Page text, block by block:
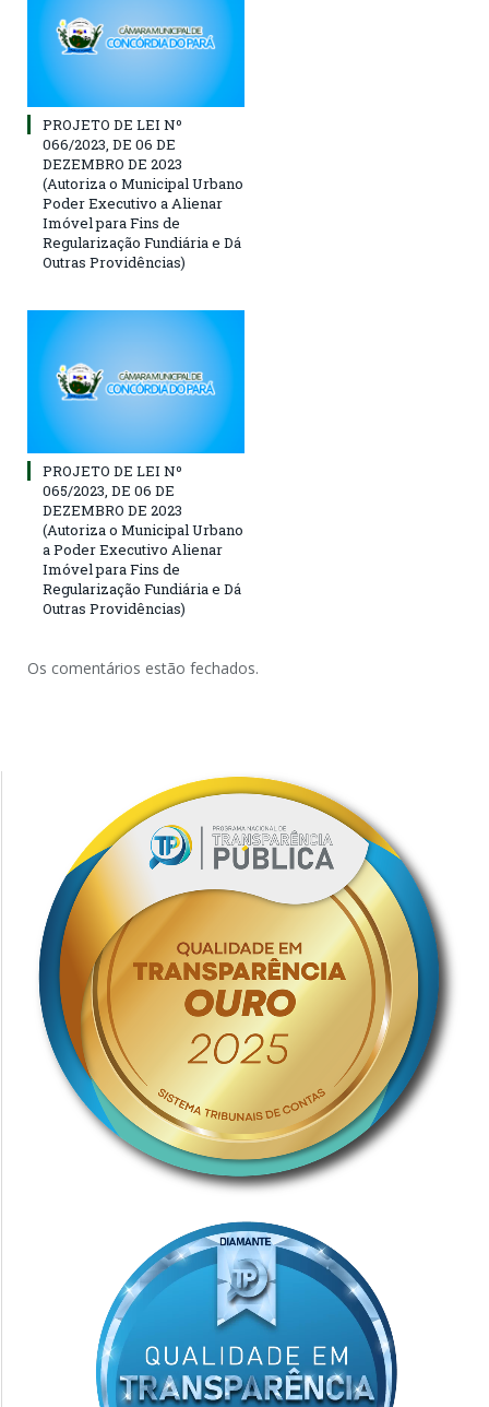
PROJETO DE LEI Nº
066/2023, DE 06 DE
DEZEMBRO DE 2023
(Autoriza o Municipal Urbano
Poder Executivo a Alienar
Imóvel para Fins de
Regularização Fundiária e Dá
Outras Providências)
PROJETO DE LEI Nº
065/2023, DE 06 DE
DEZEMBRO DE 2023
(Autoriza ο Municipal Urbano
a Poder Executivo Alienar
Imóvel para Fins de
Regularização Fundiária e Dá
Outras Providências)
Os comentários estão fechados.